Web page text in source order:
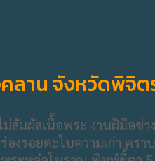
ลาน จังหวัดพิจิต
สัมผัสเนื้อพระ งานฝีมือช่า
งรอยตะไบความเก่า ครา